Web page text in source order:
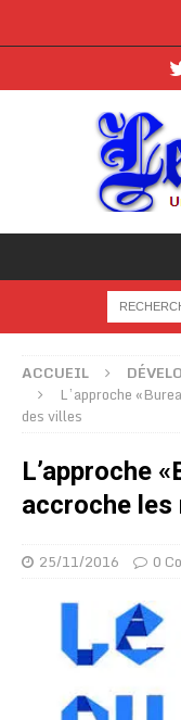
ACCUEIL
L’approche
des villes
L’approche
accroche les
25/11/2016 0